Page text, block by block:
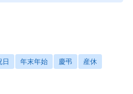
日 年末年始 慶弔 産休